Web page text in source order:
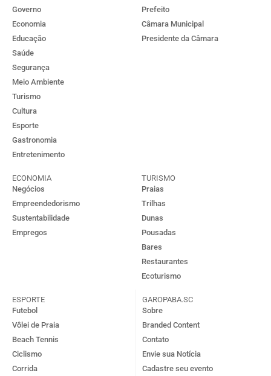
Governo
Economia
Educação
Saúde
Segurança
Meio Ambiente
Turismo
Cultura
Esporte
Gastronomia
Entretenimento
Prefeito
Câmara Municipal
Presidente da Câmara
ECONOMIA
Negócios
Empreendedorismo
Sustentabilidade
Empregos
TURISMO
Praias
Trilhas
Dunas
Pousadas
Bares
Restaurantes
Ecoturismo
ESPORTE
Futebol
Vôlei de Praia
Beach Tennis
Ciclismo
Corrida
GAROPABA.SC
Sobre
Branded Content
Contato
Envie sua Notícia
Cadastre seu evento